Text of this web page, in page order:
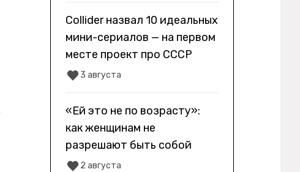
Collider назвал 10 идеальных
мини-сериалов — на первом
месте проект про СССР
3 августа
«Ей это не по возрасту»:
как женщинам не
разрешают быть собой
2 августа